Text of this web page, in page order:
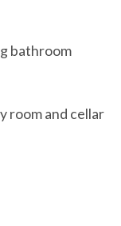
bathroom
room and cellar